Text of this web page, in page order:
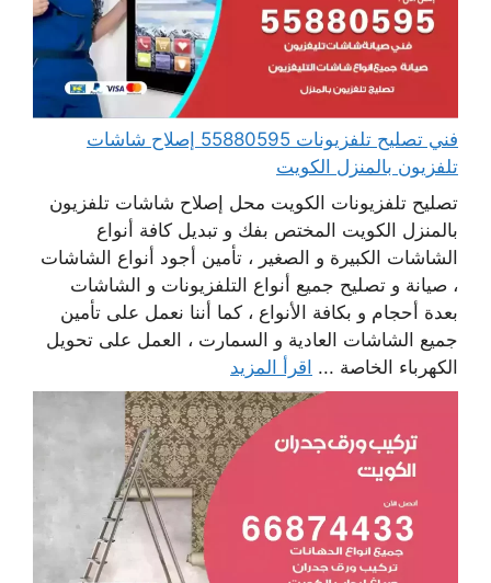
فني تصليح تلفزيونات 55880595 إصلاح شاشات
تلفزيون بالمنزل الكويت
تصليح تلفزيونات الكويت محل إصلاح شاشات تلفزيون
بالمنزل الكويت المختص بفك و تبديل كافة أنواع
الشاشات الكبيرة و الصغير ، تأمين أجود أنواع الشاشات
، صيانة و تصليح جميع أنواع التلفزيونات و الشاشات
بعدة أحجام و بكافة الأنواع ، كما أننا نعمل على تأمين
جميع الشاشات العادية و السمارت ، العمل على تحويل
الكهرباء الخاصة ... اقرأ المزيد